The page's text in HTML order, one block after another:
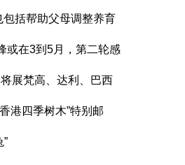
括帮助父母调整养育
或在3到5月，第二轮感
展梵高、达利、巴西
港四季树木”特别邮